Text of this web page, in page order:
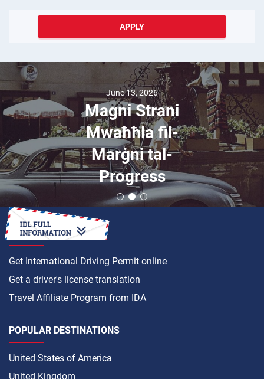
APPLY
June 13, 2026
Magni Strani
Mwaħħla fil-
Marġni tal-
Progress
HOW TO
Get International Driving Permit online
Get a driver's license translation
Travel Affiliate Program from IDA
POPULAR DESTINATIONS
United States of America
United Kingdom